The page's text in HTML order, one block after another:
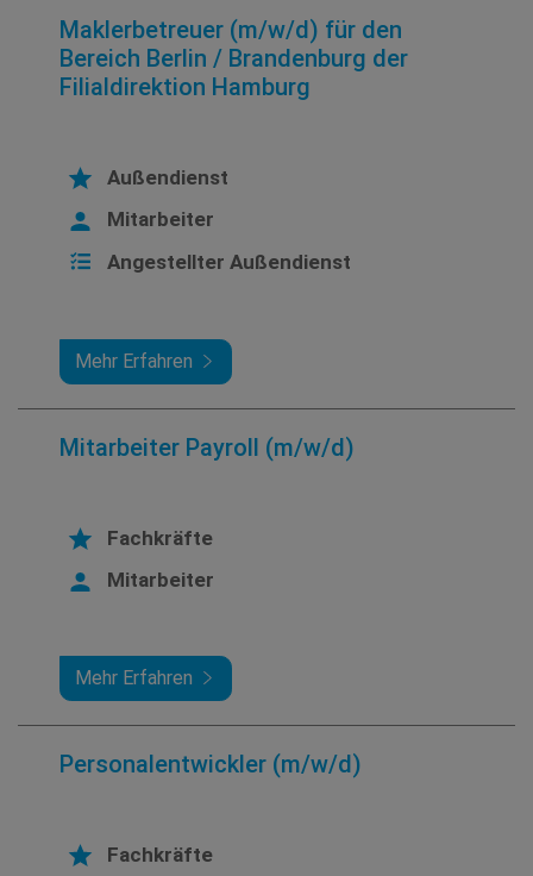
Maklerbetreuer (m/w/d) für den
Bereich Berlin / Brandenburg der
Filialdirektion Hamburg
Außendienst
Mitarbeiter
Angestellter Außendienst
Mehr Erfahren
Mitarbeiter Payroll (m/w/d)
Fachkräfte
Mitarbeiter
Mehr Erfahren
Personalentwickler (m/w/d)
Fachkräfte